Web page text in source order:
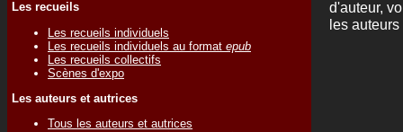
Les recueils
Les recueils individuels
Les recueils individuels au format epub
Les recueils collectifs
Scènes d'expo
Les auteurs et autrices
Tous les auteurs et autrices
d'auteur,
les